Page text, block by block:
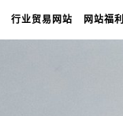
行业贸易网站 网站福利